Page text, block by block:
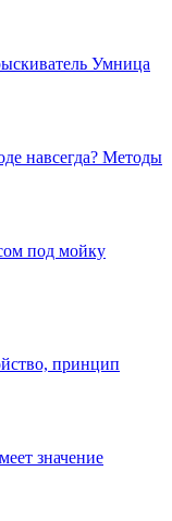
Умница
навсегда? Методы
под мойку
принцип
значение